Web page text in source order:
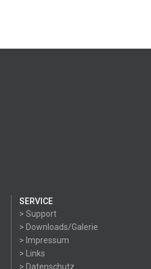
SERVICE
> Support
> Downloads/Galerie
> Impressum
> Links
> Datenschutz